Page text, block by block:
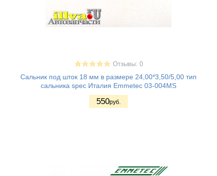
Отзывы: 0
Сальник под шток 18 мм в размере 24,00*3,50/5,00 тип
сальника spec Италия Emmetec 03-004MS
550руб.